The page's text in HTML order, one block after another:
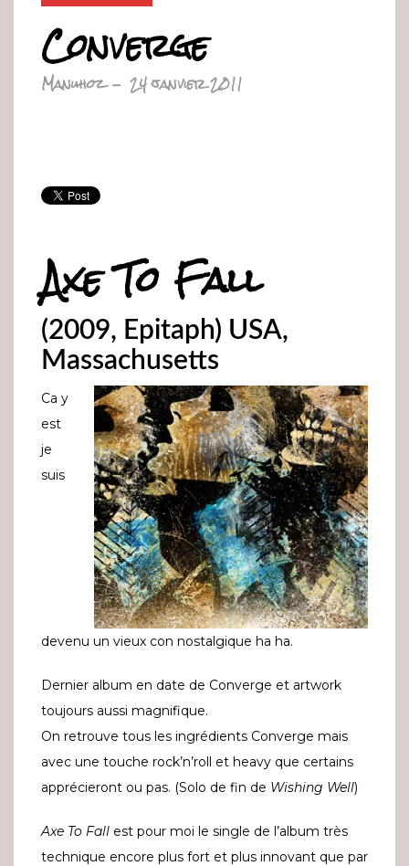
Converge
Manuhoz- 24 janvier 2011
Axe To Fall
(2009, Epitaph) USA,
Massachusetts
Ca y
est
je
suis
devenu un vieux con nostalgique ha ha.
Dernier album en date de Converge et artwork
toujours aussi magnifique.
On retrouve tous les ingrédients Converge mais
avec une touche rock’n’roll et heavy que certains
apprécieront ou pas. (Solo de fin de Wishing Well)
Axe To Fall est pour moi le single de l’album très
technique encore plus fort et plus innovant que par